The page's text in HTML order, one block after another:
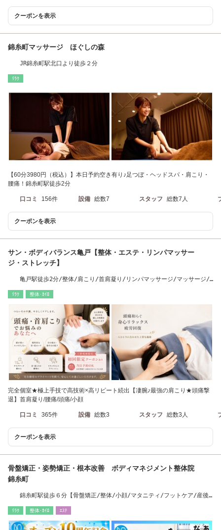
クーポンを表示
錦糸町マッサージ ほぐしの森
JR錦糸町駅北口より徒歩２分
ﾘﾗｸ
【60分3980円（税込）】本日予約空き有り♪足つぼ・ヘッドスパ・肩こり・
腰痛！錦糸町駅徒歩2分
口コミ 156件 設備 総数7 スタッフ 総数7人
クーポンを表示
サン・ボディバランス亀戸【整体・エステ・リンパマッサー
ジ・ストレッチ】
亀戸駅徒歩2分/整体/肩こり/首肩凝り/リンパマッサージ/マッサージ/
ﾘﾗｸ 整体･ｶｲﾛ
完全個室★極上手技で高技術×高リピート続出【凄腕♪最強の肩こり★頭痛撃
退】首肩凝り/腰痛/頭痛/小顔
口コミ 365件 設備 総数3 スタッフ 総数3人
クーポンを表示
骨盤矯正・姿勢矯正・根本改善 ボディマネジメント整体院
錦糸町
錦糸町駅徒歩６分【骨盤矯正/整体/小顔/マタニティ/フットケア/産後/
ﾘﾗｸ 整体･ｶｲﾛ ｴｽﾃ